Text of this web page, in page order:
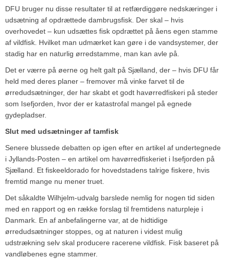
DFU bruger nu disse resultater til at retfærdiggøre nedskæringer i
udsætning af opdrættede dambrugsfisk. Der skal – hvis
overhovedet – kun udsættes fisk opdrættet på åens egen stamme
af vildfisk. Hvilket man udmærket kan gøre i de vandsystemer, der
stadig har en naturlig ørredstamme, man kan avle på.
Det er værre på øerne og helt galt på Sjælland, der – hvis DFU får
held med deres planer – fremover må vinke farvet til de
ørredudsætninger, der har skabt et godt havørredfiskeri på steder
som Isefjorden, hvor der er katastrofal mangel på egnede
gydepladser.
Slut med udsætninger af tamfisk
Senere blussede debatten op igen efter en artikel af undertegnede
i Jyllands-Posten – en artikel om havørredfiskeriet i Isefjorden på
Sjælland. Et fiskeeldorado for hovedstadens talrige fiskere, hvis
fremtid mange nu mener truet.
Det såkaldte Wilhjelm-udvalg barslede nemlig for nogen tid siden
med en rapport og en række forslag til fremtidens naturpleje i
Danmark. En af anbefalingerne var, at de hidtidige
ørredudsætninger stoppes, og at naturen i videst mulig
udstrækning selv skal producere racerene vildfisk. Fisk baseret på
vandløbenes egne stammer.